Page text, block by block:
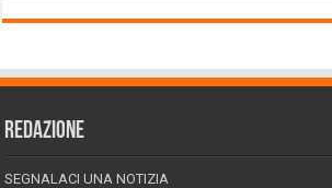
REDAZIONE
SEGNALACI UNA NOTIZIA